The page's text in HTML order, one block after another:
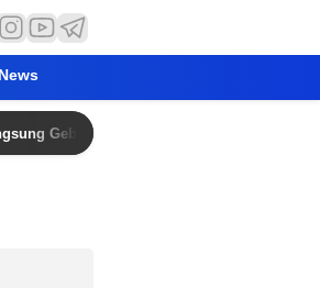
TC dan Ikuti Dewata Challenge Series